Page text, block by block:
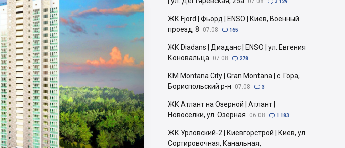
 3 129
ЖК Fjord | Фьорд | ENSO | Киев, Военный
проезд, 8
07.08  165
ЖК Diadans | Диаданс | ENSO | ул. Евгения
Коновальца
07.08  278
КМ Montana City | Gran Montana | с. Гора,
Бориспольский р-н
07.08  3
ЖК Атлант на Озерной | Атлант |
Новоселки, ул. Озерная
06.08  1 183
ЖК Урловский-2 | Киевгорстрой | Киев, ул.
Сортировочная, Канальная,